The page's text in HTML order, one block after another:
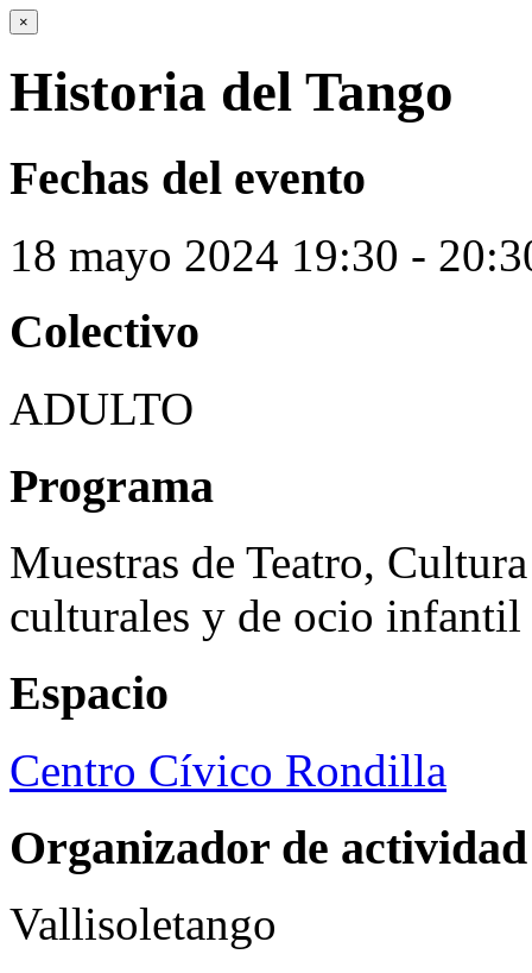
×
Historia del Tango
Fechas del evento
18 mayo 2024 19:30 -
Colectivo
ADULTO
Programa
Muestras de Teatro,
culturales y de ocio infantil
Espacio
Centro Cívico Rondilla
Organizador de actividad
Vallisoletango